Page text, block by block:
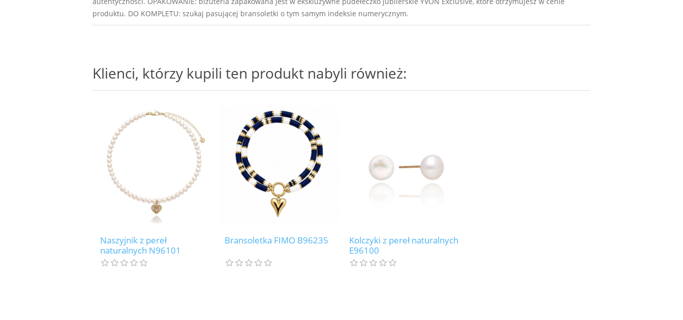
produktu. DO KOMPLETU: szukaj pasującej bransoletki o tym samym indeksie numerycznym.
Klienci, którzy kupili ten produkt nabyli również:
Naszyjnik z pereł
naturalnych N96101
Bransoletka FIMO B96235
Kolczyki z pereł naturalnych
E96100